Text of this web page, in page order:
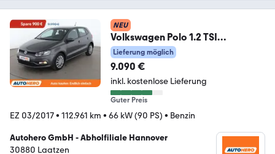
NEU
Volkswagen Polo 1.2 TSI
Comfortline BlueMotion
Tech*TEMPO*
Lieferung möglich
9.090 €
inkl. kostenlose Lieferung
Guter Preis
EZ 03/2017• 112.961 km • 66 kW (90 PS) • Benzin
Autohero GmbH - Abholfiliale Hannover
30880 Laatzen